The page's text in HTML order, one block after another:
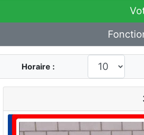
Horaire :